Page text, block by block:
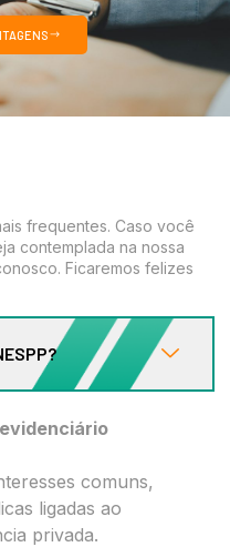
frequentes. Caso você
contemplada na nossa
Ficaremos felizes
comuns,
ligadas ao
privada.